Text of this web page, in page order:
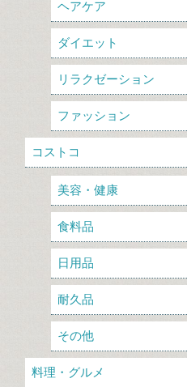
ヘアケア
ダイエット
リラクゼーション
ファッション
コストコ
美容・健康
食料品
日用品
耐久品
その他
料理・グルメ